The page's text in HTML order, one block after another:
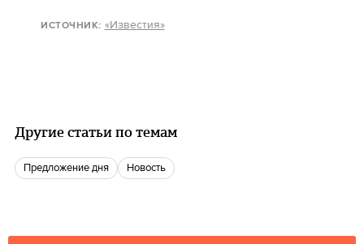
ИСТОЧНИК: «Известия»
Другие статьи по темам
Предложение дня Новость